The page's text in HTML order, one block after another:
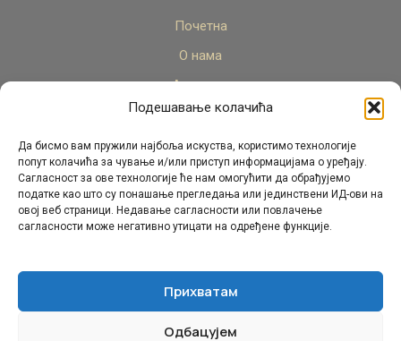
Подешавање колачића
Да бисмо вам пружили најбоља искуства, користимо технологије
попут колачића за чување и/или приступ информацијама о уређају.
Сагласност за ове технологије ће нам омогућити да обрађујемо
податке као што су понашање прегледања или јединствени ИД-ови на
овој веб страници. Недавање сагласности или повлачење
сагласности може негативно утицати на одређене функције.
Прихватам
Одбацујем
Почетна
О нама
Актуелно
Стручни кадар
Пројекти
Архива
Контакт
© Републички педагошки завод Републике Српске.